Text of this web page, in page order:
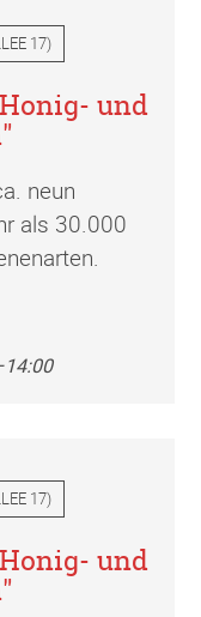
17)
und
neun
als 30.000
17)
und